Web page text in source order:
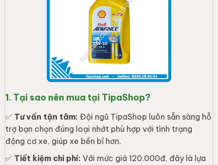
1. Tại sao nên mua tại TipaShop?
✅ Tư vấn tận tâm: Đội ngũ TipaShop luôn sẵn sàng hỗ
trợ bạn chọn đúng loại nhớt phù hợp với tình trạng
động cơ xe, giúp xe bền bỉ hơn.
✅ Tiết kiệm chi phí: Với mức giá 120.000đ, đây là lựa